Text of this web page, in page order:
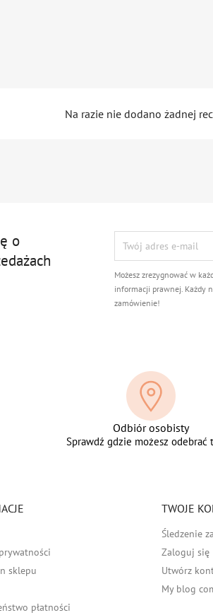
Na razie nie dodano żadnej
o
Możesz zrezygnować w
informacji prawnej. Każdy
zamówienie!
Odbiór osobisty
Sprawdź gdzie możesz odebrać
sklepu
płatności
TWOJE
Śledzenie
Zaloguj się
Utwórz
My blog